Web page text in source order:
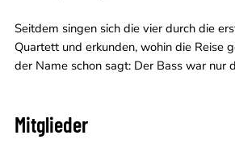
Seitdem singen sich die vier durch die
Quartett und erkunden, wohin die Reise
der Name schon sagt: Der Bass war nur
Mitglieder